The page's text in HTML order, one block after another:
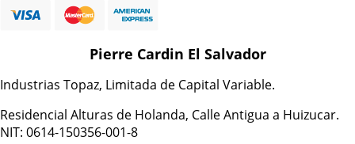
Pierre Cardin El Salvador
Industrias Topaz, Limitada de Capital Variable.
Residencial Alturas de Holanda, Calle Antigua a Huizucar.
NIT: 0614-150356-001-8